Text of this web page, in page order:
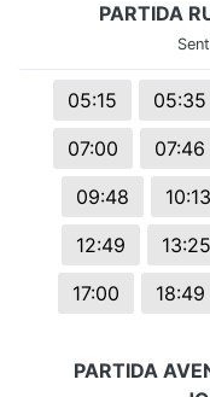
PARTIDA
05:15 05:35
07:00
07:46
09:48
10:13
12:49
13:25
17:00
18:49
PARTIDA